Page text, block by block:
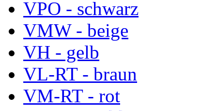
VPO - schwarz
VMW - beige
VH - gelb
VL-RT - braun
VM-RT - rot